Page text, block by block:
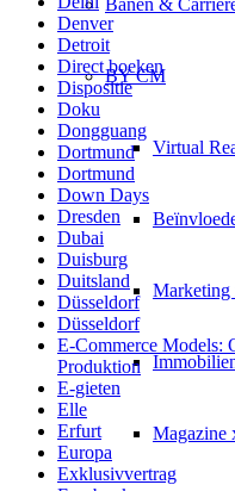
BY CM
Virtual
Marketing
Magazine
Denver
Detroit
Direct boeken
Dispositie
Doku
Dongguang
Dortmund
Dortmund
Down Days
Dresden
Dubai
Duisburg
Duitsland
Düsseldorf
Düsseldorf
E-Commerce Models:
Produktion
E-gieten
Elle
Erfurt
Europa
Exklusivvertrag